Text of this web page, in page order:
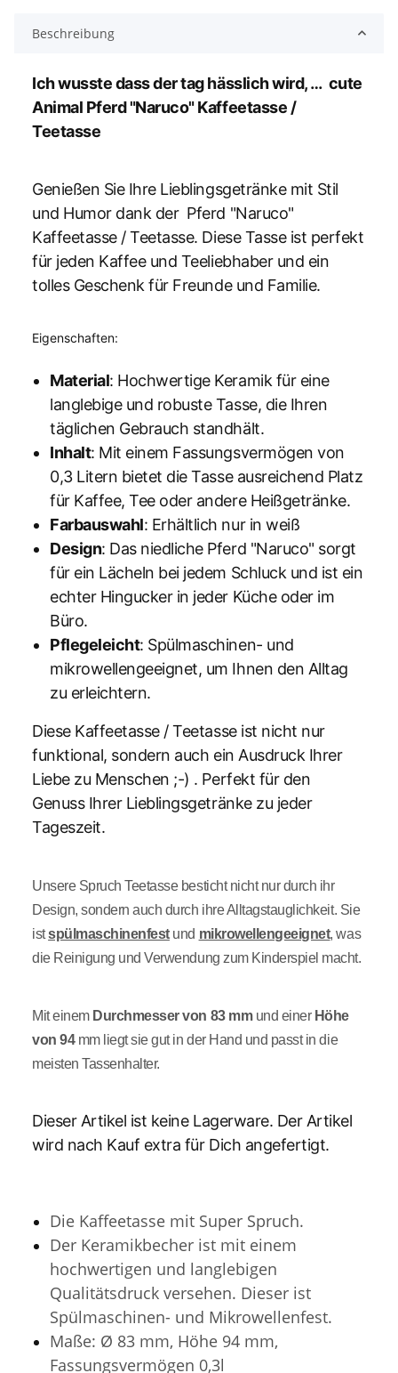
Beschreibung
Ich wusste dass der tag hässlich wird, … cute
Animal Pferd "Naruco" Kaffeetasse /
Teetasse
Genießen Sie Ihre Lieblingsgetränke mit Stil
und Humor dank der Pferd "Naruco"
Kaffeetasse / Teetasse. Diese Tasse ist perfekt
für jeden Kaffee und Teeliebhaber und ein
tolles Geschenk für Freunde und Familie.
Eigenschaften:
Material: Hochwertige Keramik für eine
langlebige und robuste Tasse, die Ihren
täglichen Gebrauch standhält.
Inhalt: Mit einem Fassungsvermögen von
0,3 Litern bietet die Tasse ausreichend Platz
für Kaffee, Tee oder andere Heißgetränke.
Farbauswahl: Erhältlich nur in weiß
Design: Das niedliche Pferd "Naruco" sorgt
für ein Lächeln bei jedem Schluck und ist ein
echter Hingucker in jeder Küche oder im
Büro.
Pflegeleicht: Spülmaschinen- und
mikrowellengeeignet, um Ihnen den Alltag
zu erleichtern.
Diese Kaffeetasse / Teetasse ist nicht nur
funktional, sondern auch ein Ausdruck Ihrer
Liebe zu Menschen ;-) . Perfekt für den
Genuss Ihrer Lieblingsgetränke zu jeder
Tageszeit.
Unsere Spruch Teetasse besticht nicht nur durch ihr
Design, sondern auch durch ihre Alltagstauglichkeit. Sie
istspülmaschinenfestund mikrowellengeeignet, was
die Reinigung und Verwendung zum Kinderspiel macht.
Mit einem Durchmesser von 83 mm und einer Höhe
von 94 mm liegt sie gut in der Hand und passt in die
meisten Tassenhalter.
Dieser Artikel ist keine Lagerware. Der Artikel
wird nach Kauf extra für Dich angefertigt.
Die Kaffeetasse mit Super Spruch.
Der Keramikbecher ist mit einem
hochwertigen und langlebigen
Qualitätsdruck versehen. Dieser ist
Spülmaschinen- und Mikrowellenfest.
Maße: Ø 83 mm, Höhe 94 mm,
Fassungsvermögen 0,3l